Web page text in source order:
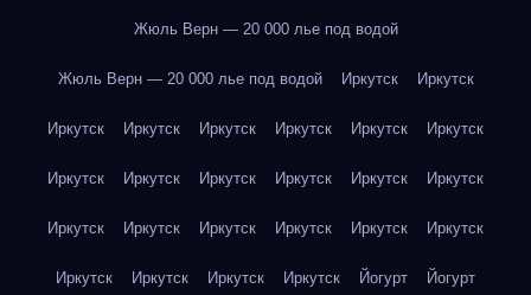
Жюль Верн — 20 000 лье под водой
Жюль Верн — 20 000 лье под водой Иркутск Иркутск
Иркутск Иркутск Иркутск Иркутск Иркутск Иркутск
Иркутск Иркутск Иркутск Иркутск Иркутск Иркутск
Иркутск Иркутск Иркутск Иркутск Иркутск Иркутск
Иркутск Иркутск Иркутск Иркутск Йогурт Йогурт